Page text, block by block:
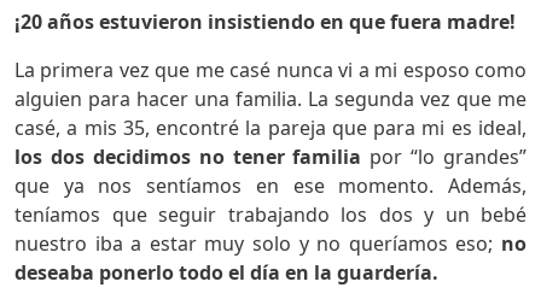
¡20 años estuvieron insistiendo en que fuera madre!
La primera vez que me casé nunca vi a mi esposo como
alguien para hacer una familia. La segunda vez que me
casé, a mis 35, encontré la pareja que para mi es ideal,
los dos decidimos no tener familia por “lo grandes”
que ya nos sentíamos en ese momento. Además,
teníamos que seguir trabajando los dos y un bebé
nuestro iba a estar muy solo y no queríamos eso; no
deseaba ponerlo todo el día en la guardería.